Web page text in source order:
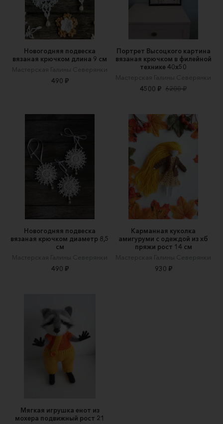
Новогодняя подвеска
вязаная крючком длина 9 см
Мастерская Галины Северянки
490 ₽
Портрет Высоцкого картина
вязаная крючком в филейной
технике 40х50
Мастерская Галины Северянки
4500 ₽ 6200 ₽
Новогодняя подвеска
вязаная крючком диаметр 8,5
см
Мастерская Галины Северянки
490 ₽
Карманная куколка
амигуруми с одеждой из хб
пряжи рост 14 см
Мастерская Галины Северянки
930 ₽
Мягкая игрушка енот из
мохера подвижный рост 21